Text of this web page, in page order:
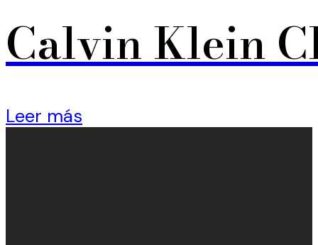
Calvin Klein
Leer más